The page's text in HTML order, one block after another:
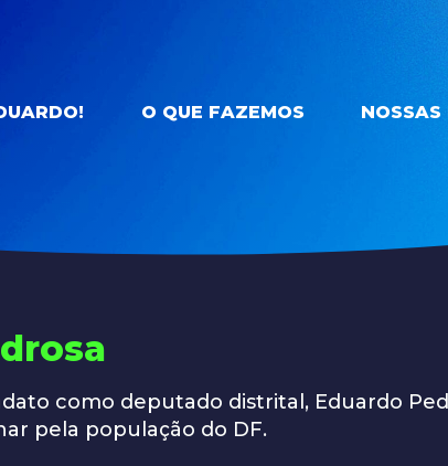
O QUE FAZEMOS NOSSAS
como deputado distrital, Eduardo
pela população do DF.